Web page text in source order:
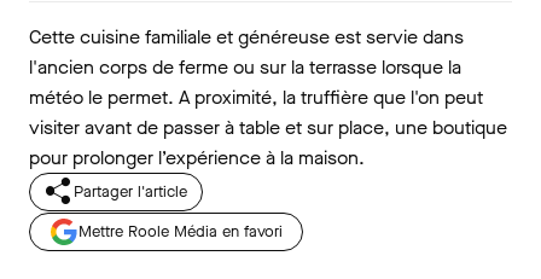
Cette cuisine familiale et généreuse est servie dans
l'ancien corps de ferme ou sur la terrasse lorsque la
météo le permet. A proximité, la truffière que l'on peut
visiter avant de passer à table et sur place, une boutique
pour prolonger l’expérience à la maison.
Partager l'article
Mettre Roole Média en favori